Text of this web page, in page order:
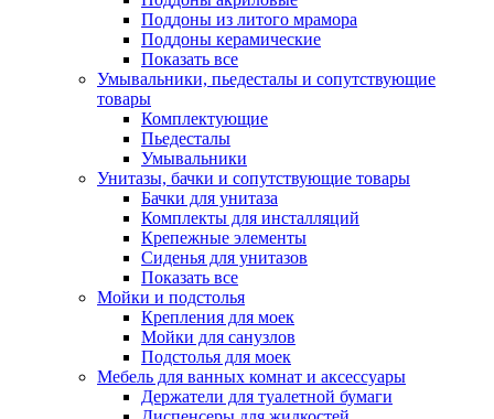
Поддоны из литого мрамора
Поддоны керамические
Показать все
Умывальники, пьедесталы и сопутствующие
товары
Комплектующие
Пьедесталы
Умывальники
Унитазы, бачки и сопутствующие товары
Бачки для унитаза
Комплекты для инсталляций
Крепежные элементы
Сиденья для унитазов
Показать все
Мойки и подстолья
Крепления для моек
Мойки для санузлов
Подстолья для моек
Мебель для ванных комнат и аксессуары
Держатели для туалетной бумаги